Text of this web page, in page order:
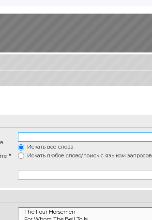
*
Искать все слова
Искать любое слово/поиск с языком запросов